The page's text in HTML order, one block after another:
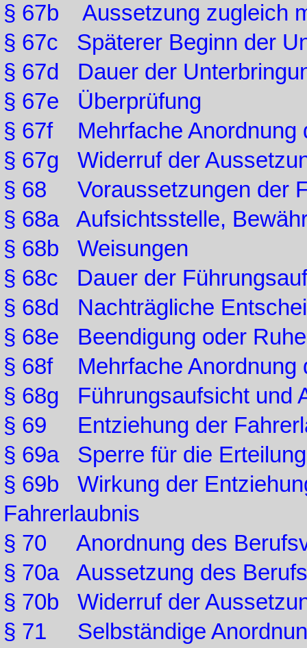
§ 67b Aussetzung zugleich
§ 67c Späterer Beginn der
§ 67d Dauer der
§ 67e Überprüfung
§ 67f Mehrfache Anordnung
§ 67g Widerruf der
§ 68 Voraussetzungen der
§ 68a Aufsichtsstelle,
§ 68b Weisungen
§ 68c Dauer der
§ 68d Nachträgliche
§ 68e Beendigung oder
§ 68f Mehrfache Anordnung
§ 68g Führungsaufsicht und
§ 69 Entziehung der
§ 69a Sperre für die
§ 69b Wirkung der
Fahrerlaubnis
§ 70 Anordnung des
§ 70a Aussetzung des
§ 70b Widerruf der
§ 71 Selbständige